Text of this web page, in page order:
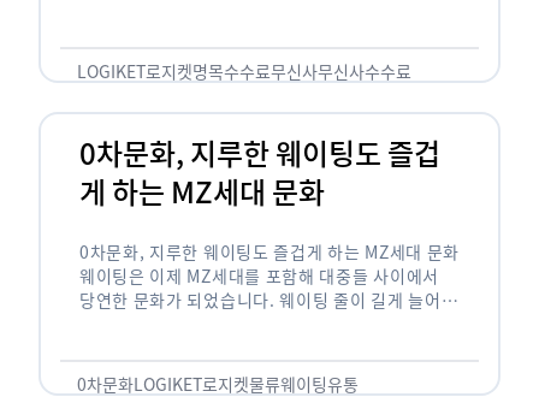
LOGIKET로지켓명목수수료무신사무신사수수료
0차문화, 지루한 웨이팅도 즐겁
게 하는 MZ세대 문화
0차문화, 지루한 웨이팅도 즐겁게 하는 MZ세대 문화
웨이팅은 이제 MZ세대를 포함해 대중들 사이에서
당연한 문화가 되었습니다. 웨이팅 줄이 길게 늘어서
0차문화LOGIKET로지켓물류웨이팅유통